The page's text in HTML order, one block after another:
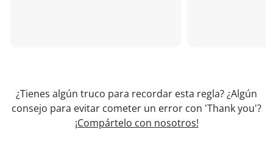
¿Tienes algún truco para recordar esta regla? ¿Algún
consejo para evitar cometer un error con 'Thank you'?
¡Compártelo con nosotros!